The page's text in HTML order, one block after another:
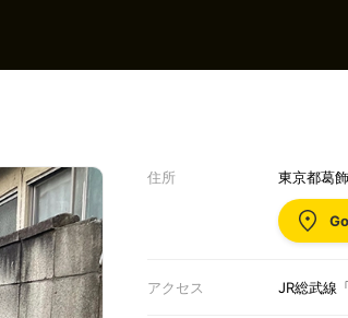
住所 東京都葛
アクセス JR総武線